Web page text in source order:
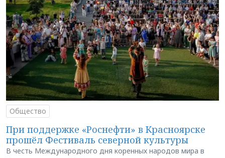
Общество
При поддержке «Роснефти» в Красноярске
прошёл Фестиваль северной культуры
В честь Международного дня коренных народов мира в